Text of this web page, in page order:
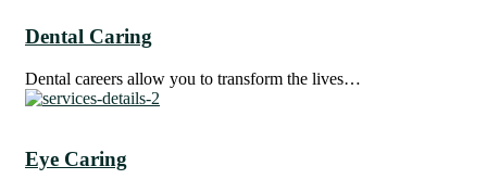
Dental Caring
Dental careers allow you to transform the lives…
Eye Caring